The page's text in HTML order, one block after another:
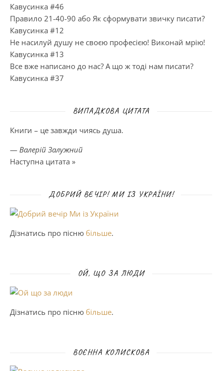
Кавусинка #46
Правило 21-40-90 або Як сформувати звичку писати?
Кавусинка #12
Не насилуй душу не своєю професією! Виконай мрію!
Кавусинка #13
Все вже написано до нас? А що ж тоді нам писати?
Кавусинка #37
ВИПАДКОВА ЦИТАТА
Книги – це завжди чиясь душа.
— Валерій Залужний
Наступна цитата »
ДОБРИЙ ВЕЧІР! МИ ІЗ УКРАЇНИ!
Дізнатись про пісню більше.
ОЙ, ЩО ЗА ЛЮДИ
Дізнатись про пісню більше.
ВОЄННА КОЛИСКОВА